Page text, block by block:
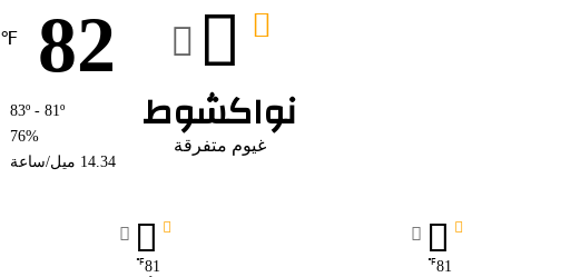
نواكشوط
غيوم متفرقة
82
℉
83º - 81º
76%
14.34 ميل/ساعة
81
℉
81
℉